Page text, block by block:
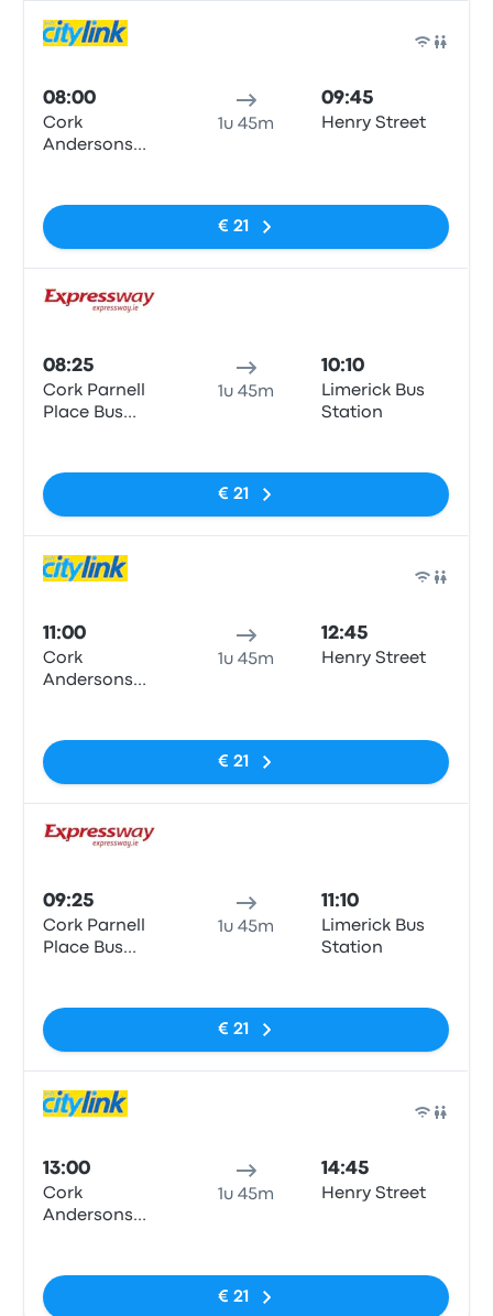
08:00
Cork
Andersons
1u 45m
09:45
Henry Street
€ 21
08:25
Cork Parnell
Place Bus
1u 45m
10:10
Limerick Bus
Station
€ 21
11:00
Cork
Andersons
1u 45m
12:45
Henry Street
€ 21
09:25
Cork Parnell
Place Bus
1u 45m
11:10
Limerick Bus
Station
€ 21
13:00
Cork
Andersons
1u 45m
14:45
Henry Street
€ 21